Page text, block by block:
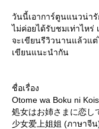
วันนี้เอาการ์ตูนแนวน่า
ไม่ค่อยได้รับชมเท่าไหร่
จะเขียนรีวิวนานแล้วแต่
เขียนแนะนำกัน
ชื่อเรื่อง
Otome wa Boku ni
処女はお姉さまに恋
少女爱上姐姐 (ภาษาจีน